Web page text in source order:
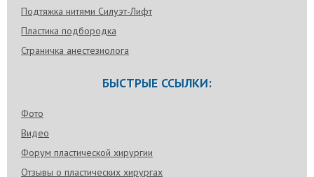
Подтяжка нитями Силуэт-Лифт
Пластика подбородка
Страничка анестезиолога
БЫСТРЫЕ ССЫЛКИ:
Фото
Видео
Форум пластической хирургии
Отзывы о пластических хирургах